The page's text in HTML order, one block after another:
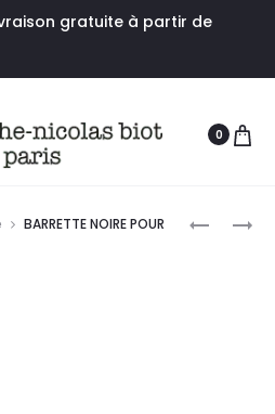
gratuite à partir de
0
BARRETTE NOIRE POUR